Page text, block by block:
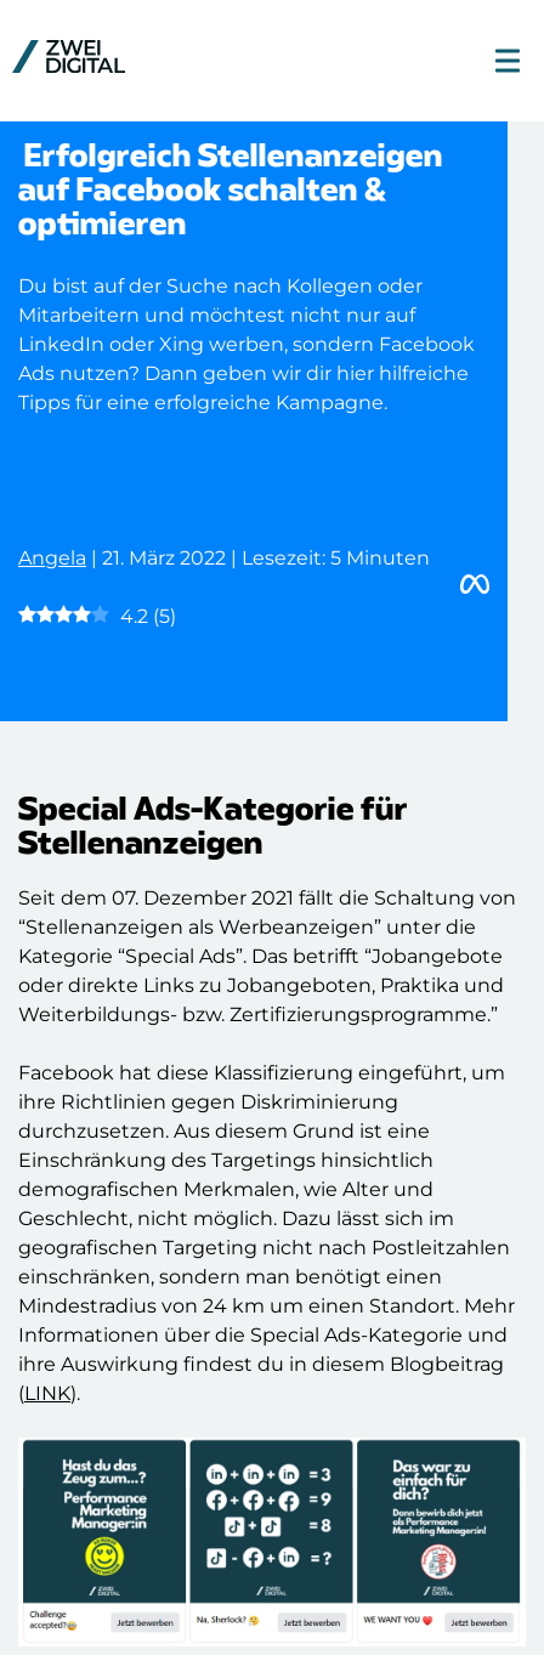
Erfolgreich Stellenanzeigen
auf Facebook schalten &
optimieren
Du bist auf der Suche nach Kollegen oder
Mitarbeitern und möchtest nicht nur auf
LinkedIn oder Xing werben, sondern Facebook
Ads nutzen? Dann geben wir dir hier hilfreiche
Tipps für eine erfolgreiche Kampagne.
Angela | 21. März 2022 | Lesezeit: 5 Minuten
4.2 (5)
Special Ads-Kategorie für
Stellenanzeigen
Seit dem 07. Dezember 2021 fällt die Schaltung von
“Stellenanzeigen als Werbeanzeigen” unter die
Kategorie “Special Ads”. Das betrifft “Jobangebote
oder direkte Links zu Jobangeboten, Praktika und
Weiterbildungs- bzw. Zertifizierungsprogramme.”
Facebook hat diese Klassifizierung eingeführt, um
ihre Richtlinien gegen Diskriminierung
durchzusetzen. Aus diesem Grund ist eine
Einschränkung des Targetings hinsichtlich
demografischen Merkmalen, wie Alter und
Geschlecht, nicht möglich. Dazu lässt sich im
geografischen Targeting nicht nach Postleitzahlen
einschränken, sondern man benötigt einen
Mindestradius von 24 km um einen Standort. Mehr
Informationen über die Special Ads-Kategorie und
ihre Auswirkung findest du in diesem Blogbeitrag
(LINK).